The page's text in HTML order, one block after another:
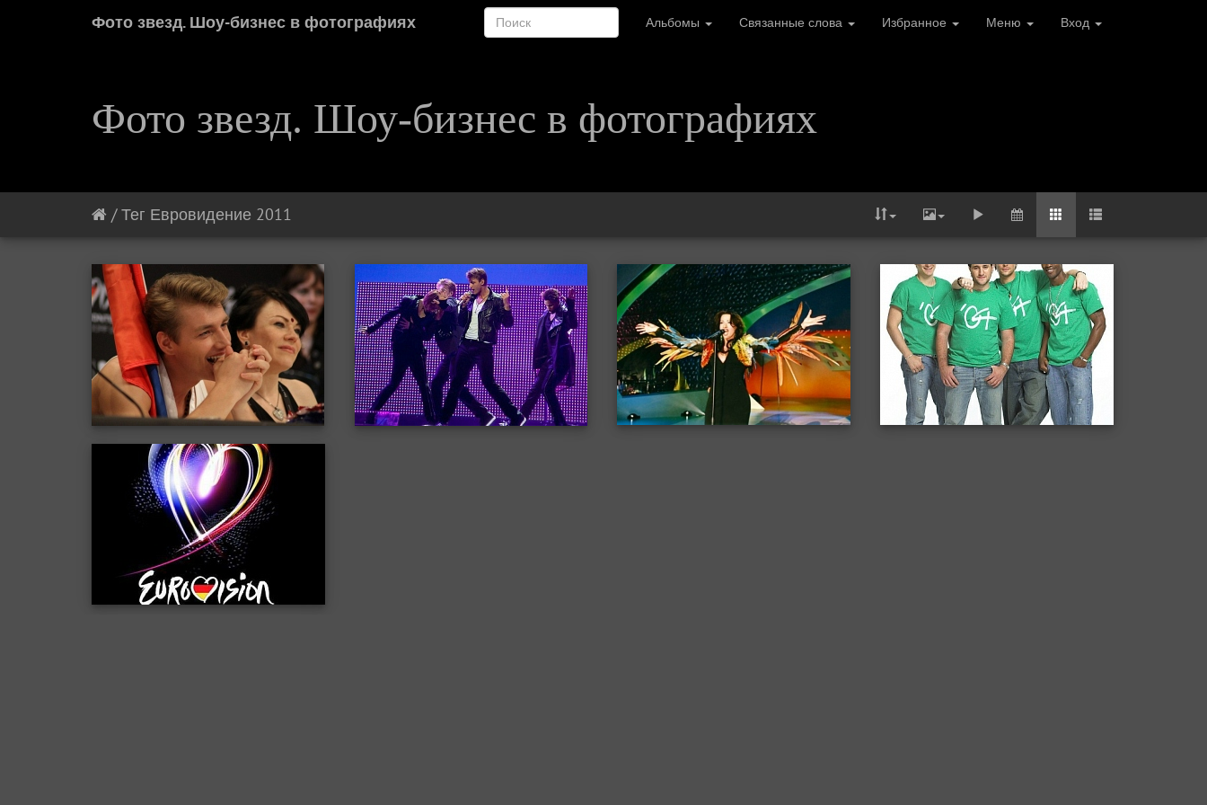
Фото звезд. Шоу-бизнес в фотографиях Альбомы Связанные слова Избранное Меню Вход
Фото звезд. Шоу-бизнес в фотографиях
/Тег Евровидение 2011